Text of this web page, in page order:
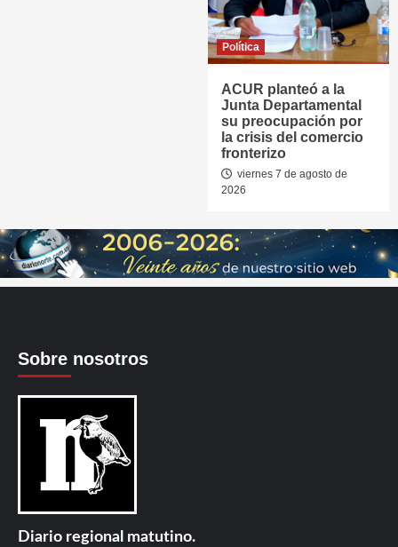
Política
ACUR planteó a la
Junta Departamental
su preocupación por
la crisis del comercio
fronterizo
viernes 7 de agosto de
2026
Sobre nosotros
Diario regional matutino.